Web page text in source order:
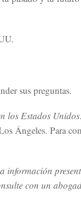
sus preguntas.
los Estados Unidos
Ángeles. Para
información
con un